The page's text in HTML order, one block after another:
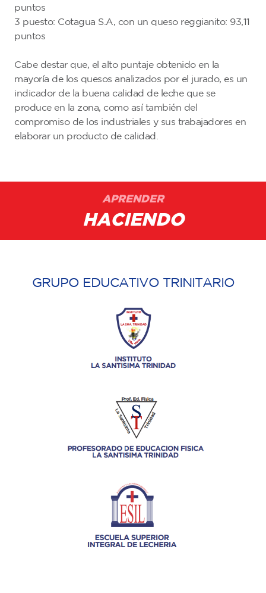
puntos
3 puesto: Cotagua S.A, con un queso reggianito: 93,11
puntos
Cabe destar que, el alto puntaje obtenido en la
mayoría de los quesos analizados por el jurado, es un
indicador de la buena calidad de leche que se
produce en la zona, como así también del
compromiso de los industriales y sus trabajadores en
elaborar un producto de calidad.
APRENDER
HACIENDO
GRUPO EDUCATIVO TRINITARIO